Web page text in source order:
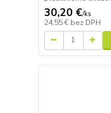
30,20 €/ks
24,55 € bez DPH